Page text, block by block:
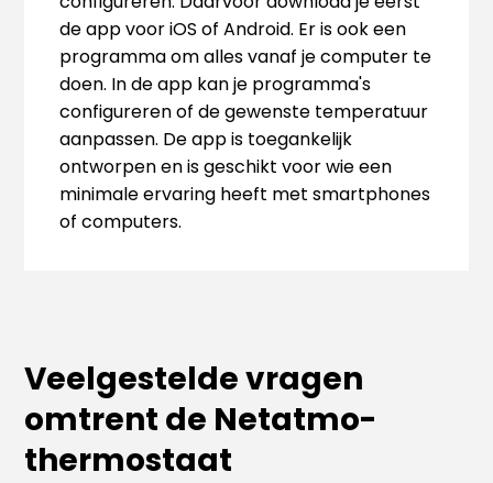
de app voor iOS of Android. Er is ook een
programma om alles vanaf je computer te
doen. In de app kan je programma's
configureren of de gewenste temperatuur
aanpassen. De app is toegankelijk
ontworpen en is geschikt voor wie een
minimale ervaring heeft met smartphones
of computers.
Veelgestelde vragen
omtrent de Netatmo-
thermostaat